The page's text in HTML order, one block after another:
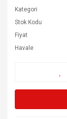
Kategori
Stok Kodu
Fiyat
Havale
Çini Seramik
Çini